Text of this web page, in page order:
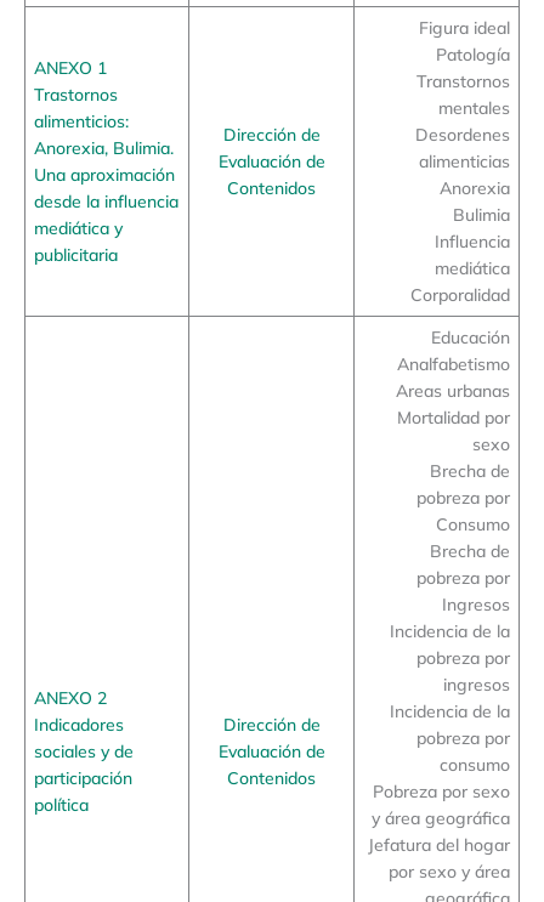
ANEXO 1
Trastornos
alimenticios:
Anorexia, Bulimia.
Una aproximación
desde la influencia
mediática y
publicitaria
Dirección de
Evaluación de
Contenidos
Figura ideal
Patología
Transtornos
mentales
Desordenes
alimenticias
Anorexia
Bulimia
Influencia
mediática
Corporalidad
ANEXO 2
Indicadores
sociales y de
participación
política
Dirección de
Evaluación de
Contenidos
Educación
Analfabetismo
Areas urbanas
Mortalidad por
sexo
Brecha de
pobreza por
Consumo
Brecha de
pobreza por
Ingresos
Incidencia de la
pobreza por
ingresos
Incidencia de la
pobreza por
consumo
Pobreza por sexo
y área geográfica
Jefatura del hogar
por sexo y área
geográfica